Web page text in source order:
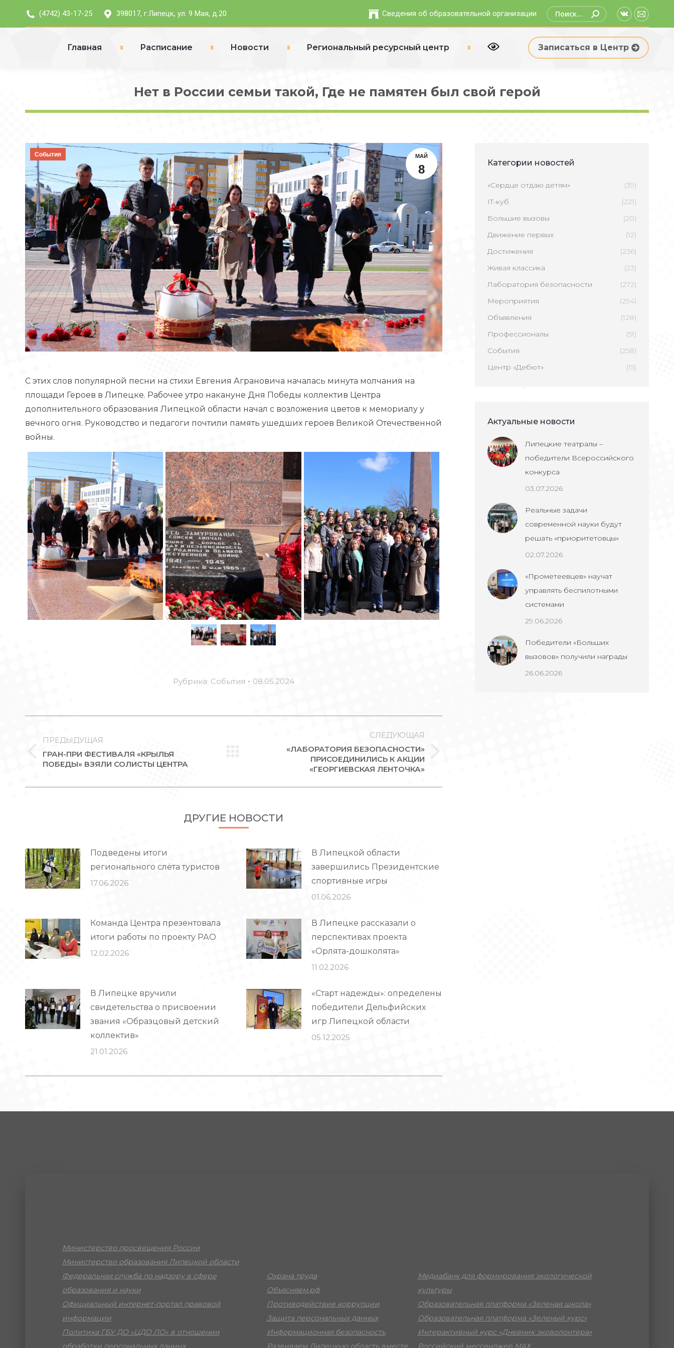
(4742) 43-17-25 398017, г.Липецк, ул. 9 Мая, д.20 Сведения об образовательной организации Поиск:
Страница
Вконтакте
Email
Главная Расписание Новости Региональный ресурсный центр Записаться в Центр
Нет в России семьи такой, Где не памятен был свой герой
МАЙ
8
События
С этих слов популярной песни на стихи Евгения Аграновича началась минута молчания на
площади Героев в Липецке. Рабочее утро накануне Дня Победы коллектив Центра
дополнительного образования Липецкой области начал с возложения цветов к мемориалу у
вечного огня. Руководство и педагоги почтили память ушедших героев Великой Отечественной
войны.
Рубрика: События 08.05.2024
ПО
ЗАПИСЯМ
ПРЕДЫДУЩАЯ
Предыдущая
ГРАН-ПРИ ФЕСТИВАЛЯ «КРЫЛЬЯ
ПОБЕДЫ» ВЗЯЛИ СОЛИСТЫ ЦЕНТРА
СЛЕДУЮЩАЯ
«ЛАБОРАТОРИЯ БЕЗОПАСНОСТИ»
ПРИСОЕДИНИЛИСЬ К АКЦИИ
«ГЕОРГИЕВСКАЯ ЛЕНТОЧКА»
ДРУГИЕ НОВОСТИ
Подведены итоги
регионального слёта туристов
17.06.2026
В Липецкой области
завершились Президентские
спортивные игры
01.06.2026
Команда Центра презентовала
итоги работы по проекту РАО
12.02.2026
В Липецке рассказали о
перспективах проекта
«Орлята-дошколята»
11.02.2026
В Липецке вручили
свидетельства о присвоении
звания «Образцовый детский
коллектив»
21.01.2026
«Старт надежды»: определены
победители Дельфийских
игр Липецкой области
05.12.2025
Категории новостей
«Сердце отдаю детям»
(39)
IT-куб
(221)
Большие вызовы
(20)
Движение первых
(12)
Достижения
(236)
Живая классика
(23)
Лаборатория безопасности
(272)
Мероприятия
(294)
Объявления
(128)
Профессионалы
(51)
События
(258)
Центр «Дебют»
(15)
Актуальные новости
Липецкие театралы –
победители Всероссийского
конкурса
03.07.2026
Реальные задачи
современной науки будут
решать «приоритетовцы»
02.07.2026
«Прометеевцев» научат
управлять беспилотными
системами
29.06.2026
Победители «Больших
вызовов» получили награды
26.06.2026
Министерство просвещения России
Министерство образования Липецкой области
Федеральная служба по надзору в сфере
образования и науки
Официальный интернет-портал правовой
информации
Политика ГБУ ДО «ЦДО ЛО» в отношении
обработки персональных данных
Охрана труда
Объясняем.рф
Противодействие коррупции
Защита персональных данных
Информационная безопасность
Развиваем Липецкую область вместе
Медиабанк для формирования экологической
культуры
Образовательная платформа «Зеленая школа»
Образовательная платформа «Зеленый курс»
Интерактивный курс «Дневник эковолонтера»
Российский мессенджер МАХ